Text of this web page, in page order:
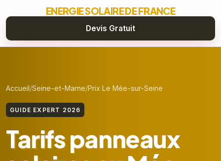
ENERGIE SOLAIRE DE FRANCE
Devis Gratuit
Accueil Seine-et-Marne Prix Le Mée-sur-Seine
GUIDE EXPERT 2026
Tarifs panneaux